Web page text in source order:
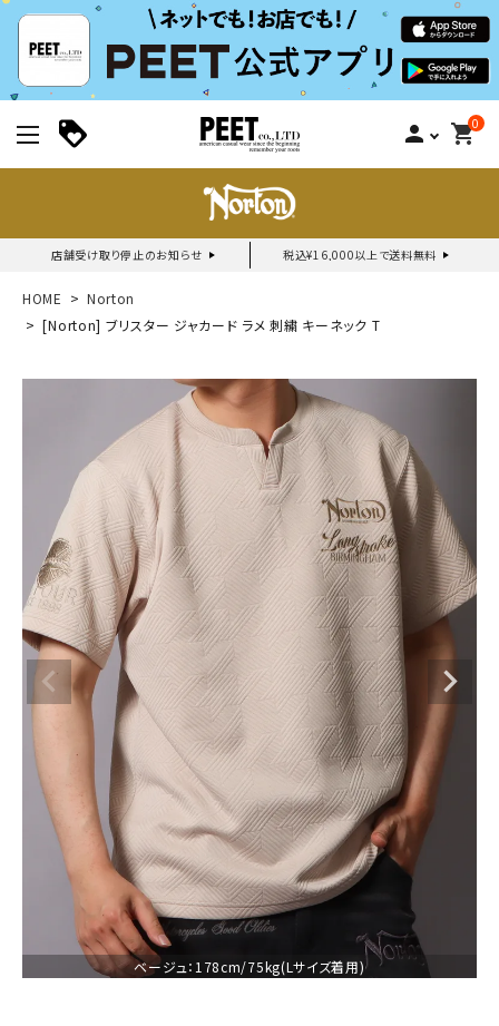
person 0
shopping_cart
店舗受け取り停止のお知らせ 税込¥16,000以上で送料無料
新規会員登録｜ログイン
search
ブランドメニュー
新商品
カテゴリー
スタイリング
ニュース・特集
ランキング
お問い合わせ
HOME
Norton
[Norton] ブリスター ジャカード ラメ 刺繍 キーネック T
ベージュ：178cm/75kg(Lサイズ着用)